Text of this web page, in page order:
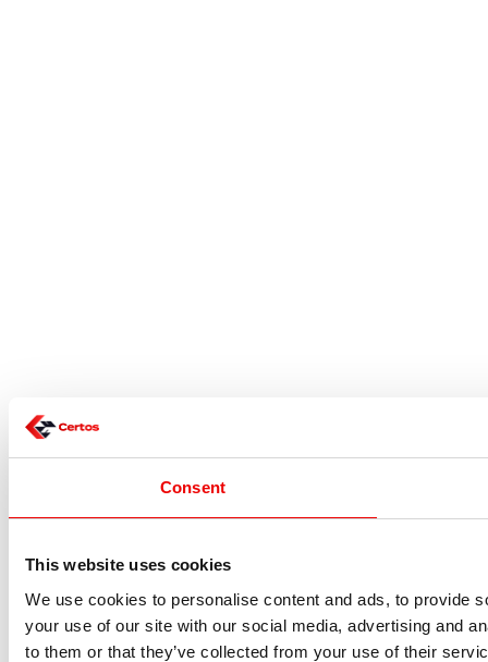
Consent
This website uses cookies
We use cookies to personalise content and ads, to provide
your use of our site with our social media, advertising and
to them or that they’ve collected from your use of their